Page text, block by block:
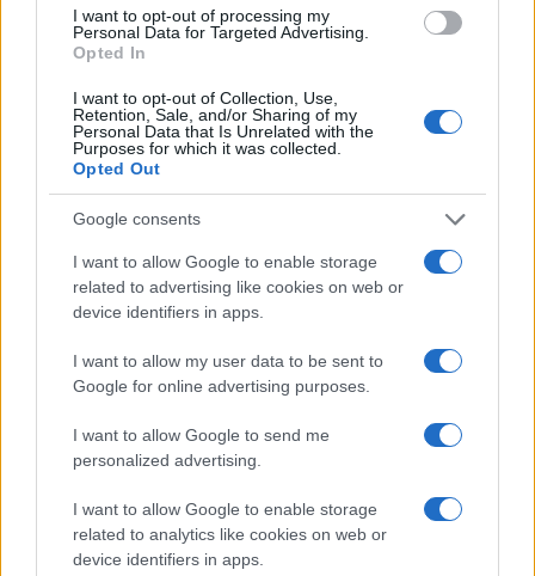
I want to opt-out of processing my
Personal Data for Targeted Advertising.
Opted In
I want to opt-out of Collection, Use,
Retention, Sale, and/or Sharing of my
Personal Data that Is Unrelated with the
Purposes for which it was collected.
Opted Out
Google consents
I want to allow Google to enable storage
related to advertising like cookies on web or
device identifiers in apps.
I want to allow my user data to be sent to
Google for online advertising purposes.
I want to allow Google to send me
personalized advertising.
I want to allow Google to enable storage
related to analytics like cookies on web or
device identifiers in apps.
Aguacate en la cocina: 10 recetas rápidas y deliciosas
RECETAS